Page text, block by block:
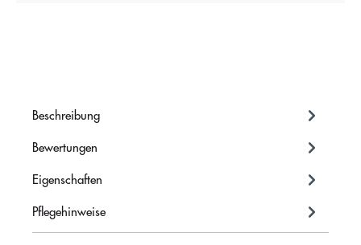
Beschreibung
Bewertungen
Eigenschaften
Pflegehinweise